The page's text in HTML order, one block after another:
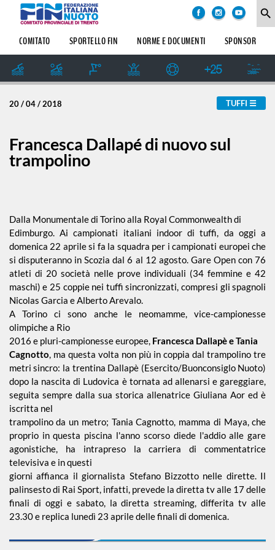
COMITATO SPORTELLO FIN NORME E DOCUMENTI SPONSOR
search
TUFFI
20 / 04 / 2018
Francesca Dallapé di nuovo sul
trampolino
Dalla Monumentale di Torino alla Royal Commonwealth di
Edimburgo. Ai campionati italiani indoor di tuffi, da oggi a
domenica 22 aprile si fa la squadra per i campionati europei che
si disputeranno in Scozia dal 6 al 12 agosto. Gare Open con 76
atleti di 20 società nelle prove individuali (34 femmine e 42
maschi) e 25 coppie nei tuffi sincronizzati, compresi gli spagnoli
Nicolas Garcia e Alberto Arevalo.
A Torino ci sono anche le neomamme, vice-campionesse
olimpiche a Rio
2016 e pluri-campionesse europee, Francesca Dallapè e Tania
Cagnotto, ma questa volta non più in coppia dal trampolino tre
metri sincro: la trentina Dallapè (Esercito/Buonconsiglo Nuoto)
dopo la nascita di Ludovica è tornata ad allenarsi e gareggiare,
seguita sempre dalla sua storica allenatrice Giuliana Aor ed è
iscritta nel
trampolino da un metro; Tania Cagnotto, mamma di Maya, che
proprio in questa piscina l'anno scorso diede l'addio alle gare
agonistiche, ha intrapreso la carriera di commentatrice
televisiva e in questi
giorni affianca il giornalista Stefano Bizzotto nelle dirette. Il
palinsesto di Rai Sport, infatti, prevede la diretta tv alle 17 delle
finali di oggi e sabato, la diretta streaming, differita tv alle
23.30 e replica lunedì 23 aprile delle finali di domenica.
degli
argomenti
notizie:
Amatoriale
Dalle Società
Formazione
News
Pallanuoto
Piscina 50 m
Qualificazione
Giovanile
Tuffi
COMITATO
SETTORE
IMPIANTI
SPORTIVI
SPORTIVO
STORIA